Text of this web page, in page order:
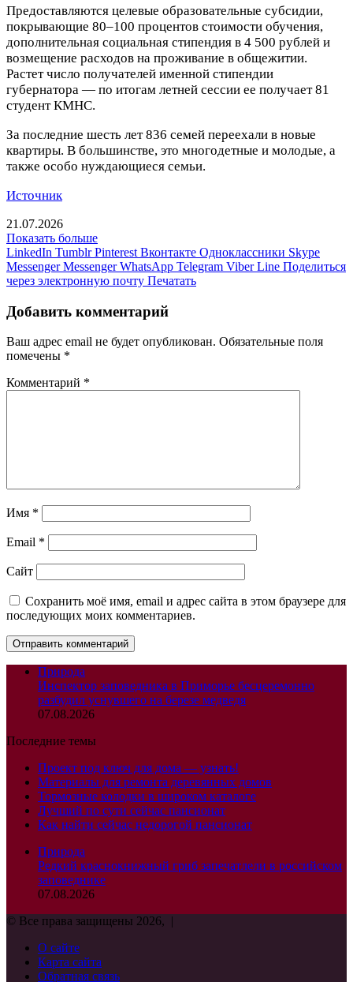
Предоставляются целевые образовательные субсидии,
покрывающие 80–100 процентов стоимости обучения,
дополнительная социальная стипендия в 4 500 рублей и
возмещение расходов на проживание в общежитии.
Растет число получателей именной стипендии
губернатора — по итогам летней сессии ее получает 81
студент КМНС.
За последние шесть лет 836 семей переехали в новые
квартиры. В большинстве, это многодетные и молодые, а
также особо нуждающиеся семьи.
Источник
21.07.2026
Показать больше
LinkedIn Tumblr Pinterest Вконтакте Одноклассники Skype
Messenger Messenger WhatsApp Telegram Viber Line Поделиться
через электронную почту Печатать
Добавить комментарий
Ваш адрес email не будет опубликован. Обязательные поля
помечены *
Комментарий *
Имя *
Email *
Сайт
Сохранить моё имя, email и адрес сайта в этом браузере для
последующих моих комментариев.
Природа
Инспектор заповедника в Приморье бесцеремонно
разбудил уснувшего на березе медведя
07.08.2026
Последние темы
Проект под ключ для дома — узнать!
Материалы для ремонта деревянных домов
Тормозные колодки в широком каталоге
Лучший по сути сейчас пансионат
Как найти сейчас недорогой пансионат
Природа
Редкий краснокнижный гриб запечатлели в российском
заповеднике
07.08.2026
© Все права защищены 2026, |
О сайте
Карта сайта
Обратная связь